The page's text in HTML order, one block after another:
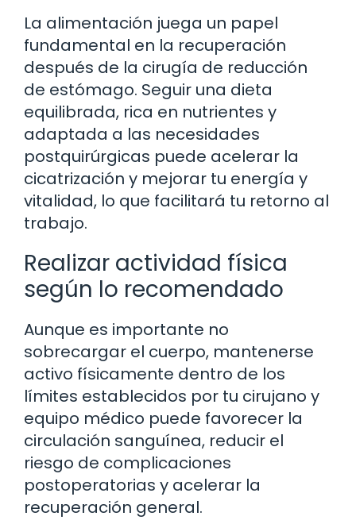
La alimentación juega un papel
fundamental en la recuperación
después de la cirugía de reducción
de estómago. Seguir una dieta
equilibrada, rica en nutrientes y
adaptada a las necesidades
postquirúrgicas puede acelerar la
cicatrización y mejorar tu energía y
vitalidad, lo que facilitará tu retorno al
trabajo.
Realizar actividad física
según lo recomendado
Aunque es importante no
sobrecargar el cuerpo, mantenerse
activo físicamente dentro de los
límites establecidos por tu cirujano y
equipo médico puede favorecer la
circulación sanguínea, reducir el
riesgo de complicaciones
postoperatorias y acelerar la
recuperación general.